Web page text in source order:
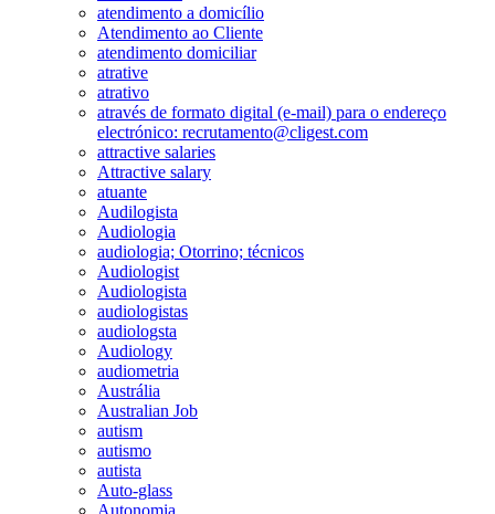
atendimento a domicílio
Atendimento ao Cliente
atendimento domiciliar
atrative
atrativo
através de formato digital (e-mail) para o endereço
electrónico: recrutamento@cligest.com
attractive salaries
Attractive salary
atuante
Audilogista
Audiologia
audiologia; Otorrino; técnicos
Audiologist
Audiologista
audiologistas
audiologsta
Audiology
audiometria
Austrália
Australian Job
autism
autismo
autista
Auto-glass
Autonomia